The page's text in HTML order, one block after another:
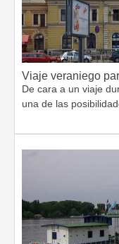
Viaje veraniego
De cara a un viaje
una de las